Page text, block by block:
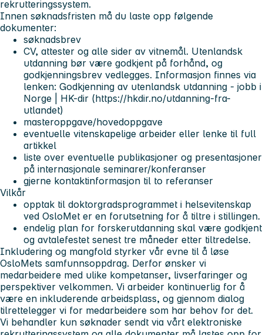
rekrutteringssystem.
Innen søknadsfristen må du laste opp følgende
dokumenter:
søknadsbrev
CV, attester og alle sider av vitnemål. Utenlandsk
utdanning bør være godkjent på forhånd, og
godkjenningsbrev vedlegges. Informasjon finnes via
lenken: Godkjenning av utenlandsk utdanning - jobb i
Norge | HK-dir (https://hkdir.no/utdanning-fra-
utlandet)
masteroppgave/hovedoppgave
eventuelle vitenskapelige arbeider eller lenke til full
artikkel
liste over eventuelle publikasjoner og presentasjoner
på internasjonale seminarer/konferanser
gjerne kontaktinformasjon til to referanser
Vilkår
opptak til doktorgradsprogrammet i helsevitenskap
ved OsloMet er en forutsetning for å tiltre i stillingen.
endelig plan for forskerutdanning skal være godkjent
og avtalefestet senest tre måneder etter tiltredelse.
Inkludering og mangfold styrker vår evne til å løse
OsloMets samfunnsoppdrag. Derfor ønsker vi
medarbeidere med ulike kompetanser, livserfaringer og
perspektiver velkommen. Vi arbeider kontinuerlig for å
være en inkluderende arbeidsplass, og gjennom dialog
tilrettelegger vi for medarbeidere som har behov for det.
Vi behandler kun søknader sendt via vårt elektroniske